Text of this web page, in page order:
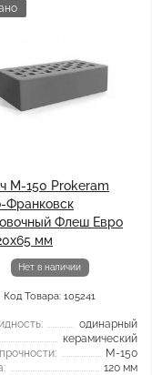
М-150 Prokeram
Франковск
Флеш Евро
мм
Нет в наличии
Код Товара: 105241
одинарный
керамический
М-150
120 мм